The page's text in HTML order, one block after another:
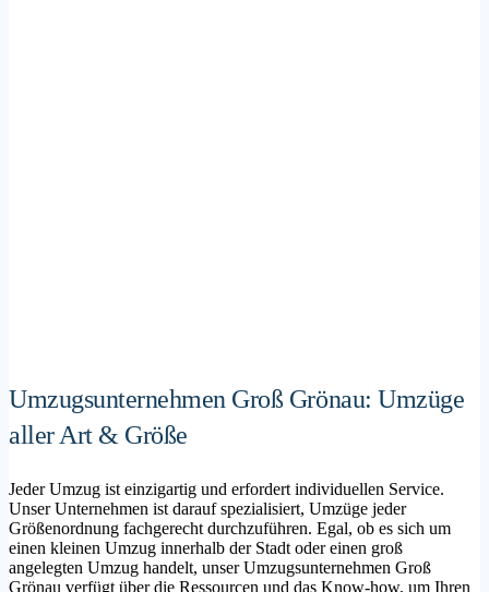
Umzugsunternehmen Groß Grönau: Umzüge
aller Art & Größe
Jeder Umzug ist einzigartig und erfordert individuellen Service.
Unser Unternehmen ist darauf spezialisiert, Umzüge jeder
Größenordnung fachgerecht durchzuführen. Egal, ob es sich um
einen kleinen Umzug innerhalb der Stadt oder einen groß
angelegten Umzug handelt, unser Umzugsunternehmen Groß
Grönau verfügt über die Ressourcen und das Know-how, um Ihren